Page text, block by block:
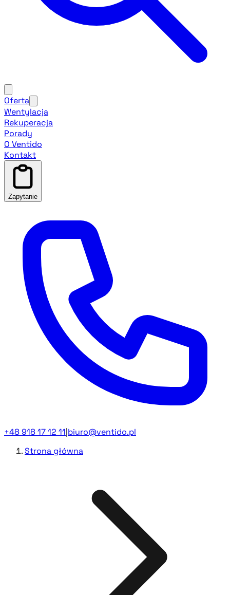
Oferta
Wentylacja
Rekuperacja
Porady
O Ventido
Kontakt
Zapytanie
+48 918 17 12 11 biuro@ventido.pl
Strona główna